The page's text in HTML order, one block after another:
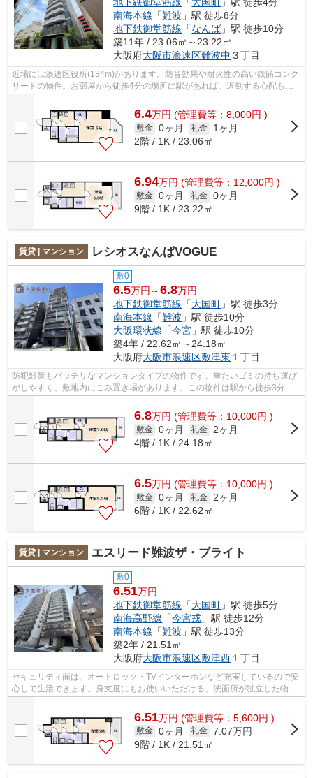
南海本線 「難波 」駅 徒歩8分
地下鉄御堂筋線 「なんば」駅 徒歩10分
築11年 / 23.06㎡～23.22㎡
大阪府大阪市浪速区難波中 ３丁目
近場には浪速区役所(134m)があります。防音効果や耐火性の高い鉄筋コンク
リートの物件。お部屋から徒歩4分の場所に駅があれば、遅刻する心配もな
くなりますね。景色や日当たりにこだわ...
6.4万円 (管理費等：8,000円 )
敷金 0ヶ月 礼金
1ヶ月
2階 / 1K / 23.06㎡
6.94万円 (管理費等：12,000円 )
敷金 0ヶ月 礼金 0ヶ月
9階 / 1K / 23.22㎡
賃貸 | マンション レシオスなんばVOGUE
敷0
6.5万円～6.8万円
地下鉄御堂筋線 「大国町 」駅 徒歩3分
南海本線 「難波 」駅 徒歩10分
大阪環状線 「今宮 」駅 徒歩10分
築4年 / 22.62㎡～24.18㎡
大阪府大阪市浪速区敷津東 １丁目
防犯対策もバッチリなマンションタイプの物件です。重たいゴミの持ち運び
がしやすく、敷地内にごみ置き場があります。この物件は駅から徒歩3分の
物件です。当社イチオシの物件の「レシ...
6.8万円 (管理費等：10,000円 )
敷金 0ヶ月 礼金
2ヶ月
4階 / 1K / 24.18㎡
6.5万円 (管理費等：10,000円 )
敷金 0ヶ月 礼金
2ヶ月
6階 / 1K / 22.62㎡
賃貸 | マンション エスリード難波ザ・ブライト
敷0
6.51万円
地下鉄御堂筋線 「大国町 」駅 徒歩5分
南海高野線 「今宮戎 」駅 徒歩12分
南海本線 「難波 」駅 徒歩13分
築2年 / 21.51㎡
大阪府大阪市浪速区敷津西１丁目
セキュリティ面は、オートロック・TVインターホンなど充実しているので安
心して生活できます。身支度にもお使いいただける、洗面所が独立した物件
6.51万円 (管理費等：5,600円 )
敷金 0ヶ月 礼金 7.07万円
9階 / 1K / 21.51㎡